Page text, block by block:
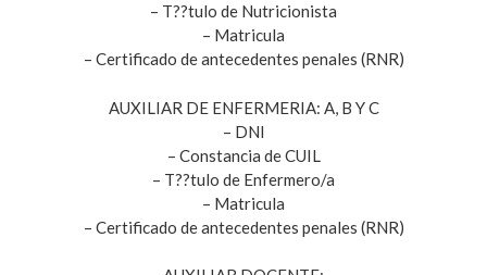
– T??tulo de Nutricionista
– Matricula
– Certificado de antecedentes penales (RNR)
AUXILIAR DE ENFERMERIA: A, B Y C
– DNI
– Constancia de CUIL
– T??tulo de Enfermero/a
– Matricula
– Certificado de antecedentes penales (RNR)